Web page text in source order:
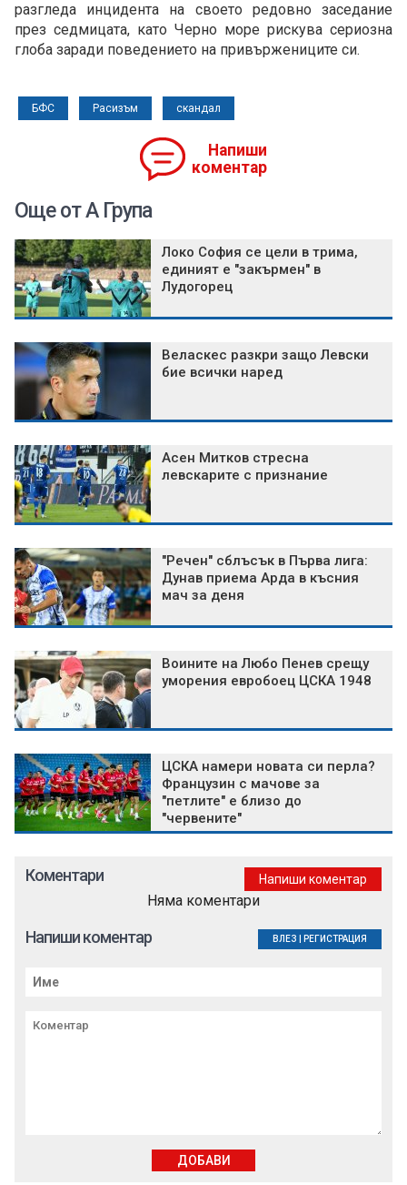
разгледа инцидента на своето редовно заседание
през седмицата, като Черно море рискува сериозна
глоба заради поведението на привържениците си.
БФС Расизъм скандал
Напиши
коментар
Още от А Група
Локо София се цели в трима,
единият е "закърмен" в
Лудогорец
Веласкес разкри защо Левски
бие всички наред
Асен Митков стресна
левскарите с признание
"Речен" сблъсък в Първа лига:
Дунав приема Арда в късния
мач за деня
Воините на Любо Пенев срещу
уморения евробоец ЦСКА 1948
ЦСКА намери новата си перла?
Французин с мачове за
"петлите" е близо до
"червените"
Коментари Напиши коментар
Няма коментари
Напиши коментар ВЛЕЗ РЕГИСТРАЦИЯ
ДОБАВИ